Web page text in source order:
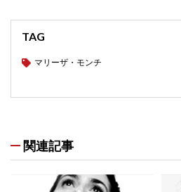
TAG
マリーザ・モンチ
関連記事